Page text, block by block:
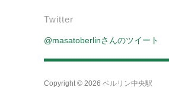
Twitter
@masatoberlinさんのツイート
Copyright © 2026 ベルリン中央駅